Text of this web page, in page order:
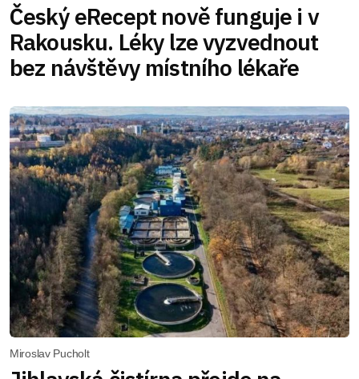
Český eRecept nově funguje i v
Rakousku. Léky lze vyzvednout
bez návštěvy místního lékaře
Miroslav Pucholt